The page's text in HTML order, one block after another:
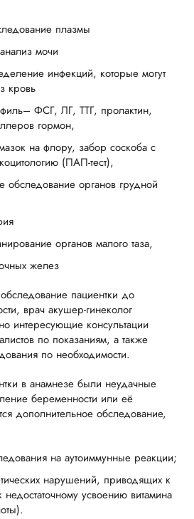
плазмы
мочи
инфекций, которые могут
кровь
ФСГ, ЛГ, ТТГ, пролактин,
гормон,
на флору, забор соскоба с
(ПАП-тест),
обследование органов грудной
органов малого таза,
желез
пациентки до
врач акушер-гинеколог
интересующие консультации
по показаниям, а также
по необходимости.
в анамнезе были неудачные
беременности или её
дополнительное обследование,
на аутоиммунные реакции;
нарушений, приводящих к
усвоению витамина